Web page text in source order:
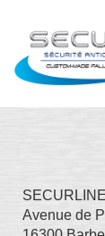
SECURLINE
Avenue de